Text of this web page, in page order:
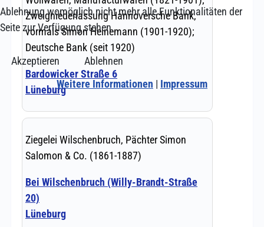
Ablehnung womöglich nicht mehr alle Funktionalitäten der
Seite zur Verfügung stehen.
Akzeptieren
Ablehnen
Weitere Informationen | Impressum